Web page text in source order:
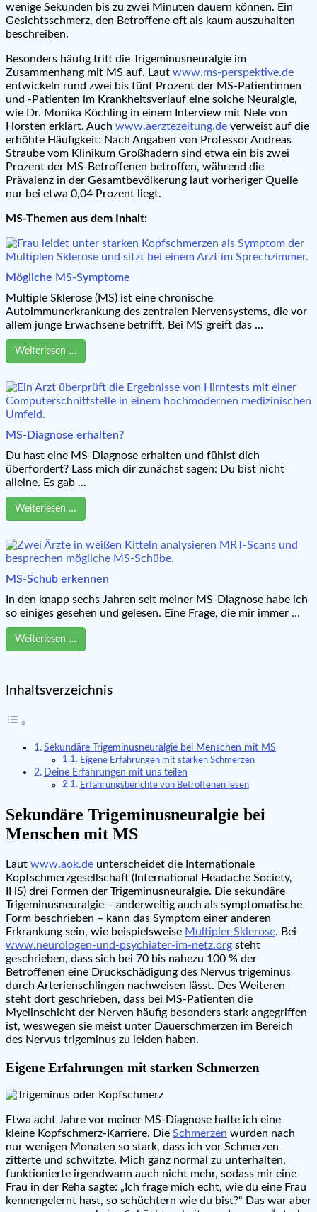
wenige Sekunden bis zu zwei Minuten dauern können. Ein
Gesichtsschmerz, den Betroffene oft als kaum auszuhalten
beschreiben.
Besonders häufig tritt die Trigeminusneuralgie im
Zusammenhang mit MS auf. Laut www.ms-perspektive.de
entwickeln rund zwei bis fünf Prozent der MS-Patientinnen
und -Patienten im Krankheitsverlauf eine solche Neuralgie,
wie Dr. Monika Köchling in einem Interview mit Nele von
Horsten erklärt. Auch www.aerztezeitung.de verweist auf die
erhöhte Häufigkeit: Nach Angaben von Professor Andreas
Straube vom Klinikum Großhadern sind etwa ein bis zwei
Prozent der MS-Betroffenen betroffen, während die
Prävalenz in der Gesamtbevölkerung laut vorheriger Quelle
nur bei etwa 0,04 Prozent liegt.
MS-Themen aus dem Inhalt:
Mögliche MS-Symptome
Multiple Sklerose (MS) ist eine chronische
Autoimmunerkrankung des zentralen Nervensystems, die vor
allem junge Erwachsene betrifft. Bei MS greift das ...
Weiterlesen …
MS-Diagnose erhalten?
Du hast eine MS-Diagnose erhalten und fühlst dich
überfordert? Lass mich dir zunächst sagen: Du bist nicht
alleine. Es gab ...
Weiterlesen …
MS-Schub erkennen
In den knapp sechs Jahren seit meiner MS-Diagnose habe ich
so einiges gesehen und gelesen. Eine Frage, die mir immer ...
Weiterlesen …
Inhaltsverzeichnis
Sekundäre Trigeminusneuralgie bei Menschen mit MS
Eigene Erfahrungen mit starken Schmerzen
Deine Erfahrungen mit uns teilen
Erfahrungsberichte von Betroffenen lesen
Sekundäre Trigeminusneuralgie bei
Menschen mit MS
Laut www.aok.de unterscheidet die Internationale
Kopfschmerzgesellschaft (International Headache Society,
IHS) drei Formen der Trigeminusneuralgie. Die sekundäre
Trigeminusneuralgie – anderweitig auch als symptomatische
Form beschrieben – kann das Symptom einer anderen
Erkrankung sein, wie beispielsweise Multipler Sklerose. Bei
www.neurologen-und-psychiater-im-netz.org steht
geschrieben, dass sich bei 70 bis nahezu 100 % der
Betroffenen eine Druckschädigung des Nervus trigeminus
durch Arterienschlingen nachweisen lässt. Des Weiteren
steht dort geschrieben, dass bei MS-Patienten die
Myelinschicht der Nerven häufig besonders stark angegriffen
ist, weswegen sie meist unter Dauerschmerzen im Bereich
des Nervus trigeminus zu leiden haben.
Eigene Erfahrungen mit starken Schmerzen
Etwa acht Jahre vor meiner MS-Diagnose hatte ich eine
kleine Kopfschmerz-Karriere. Die Schmerzen wurden nach
nur wenigen Monaten so stark, dass ich vor Schmerzen
zitterte und schwitzte. Mich ganz normal zu unterhalten,
funktionierte irgendwann auch nicht mehr, sodass mir eine
Frau in der Reha sagte: „Ich frage mich echt, wie du eine Frau
kennengelernt hast, so schüchtern wie du bist?“ Das war aber